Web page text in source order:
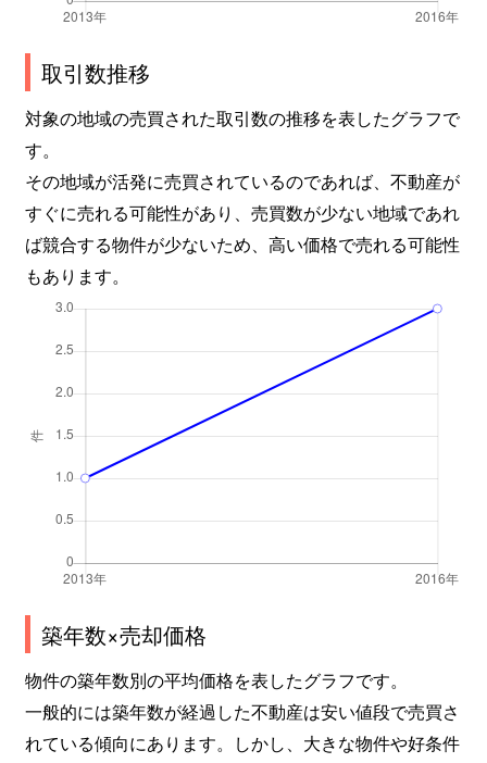
取引数推移
対象の地域の売買された取引数の推移を表したグラフで
す。
その地域が活発に売買されているのであれば、不動産が
すぐに売れる可能性があり、売買数が少ない地域であれ
ば競合する物件が少ないため、高い価格で売れる可能性
もあります。
築年数×売却価格
物件の築年数別の平均価格を表したグラフです。
一般的には築年数が経過した不動産は安い値段で売買さ
れている傾向にあります。しかし、大きな物件や好条件